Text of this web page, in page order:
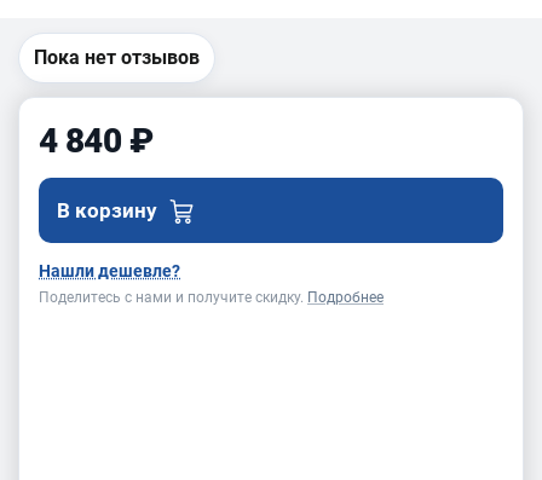
Пока нет отзывов
4 840 ₽
В корзину
Нашли дешевле?
Поделитесь с нами и получите скидку. Подробнее